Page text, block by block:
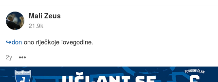
Mali Zeus
21.9k
↪don ono riječkoje iovegodine.
2y